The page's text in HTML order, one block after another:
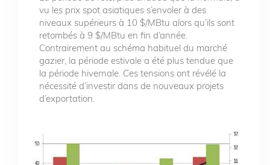
vu les prix spot asiatiques s’envoler à des
niveaux supérieurs à 10 $/MBtu alors qu’ils sont
retombés à 9 $/MBtu en fin d’année.
Contrairement au schéma habituel du marché
gazier, la période estivale a été plus tendue que
la période hivernale. Ces tensions ont révélé la
nécessité d’investir dans de nouveaux projets
d’exportation.